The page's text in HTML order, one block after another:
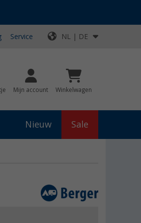
Service NL | DE
Mijn account Winkelwagen
Nieuw Sale